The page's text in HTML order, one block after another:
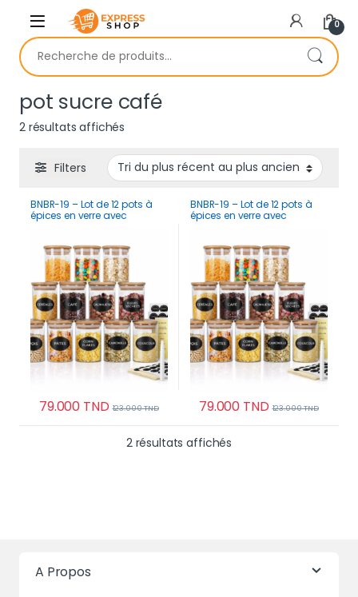
Skip to navigation
Skip to content
0
Recherche pour :
pot sucre café
2 résultats affichés
Filters
BNBR-19 – Lot de 12 pots à
épices en verre avec
79.000 TND 123.000TND
BNBR-19 – Lot de 12 pots à
épices en verre avec
79.000 TND 123.000TND
2 résultats affichés
A Propos